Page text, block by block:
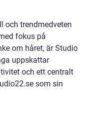
och trendmedveten
fokus på
om håret, är Studio
uppskattar
och ett centralt
som sin